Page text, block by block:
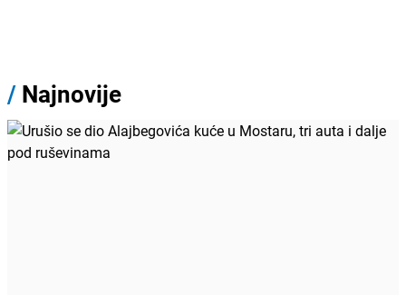
/ Najnovije